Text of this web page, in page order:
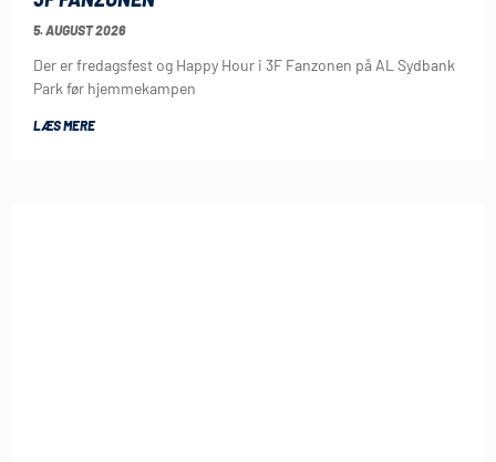
5. AUGUST 2026
Der er fredagsfest og Happy Hour i 3F Fanzonen på AL Sydbank
Park før hjemmekampen
LÆS MERE